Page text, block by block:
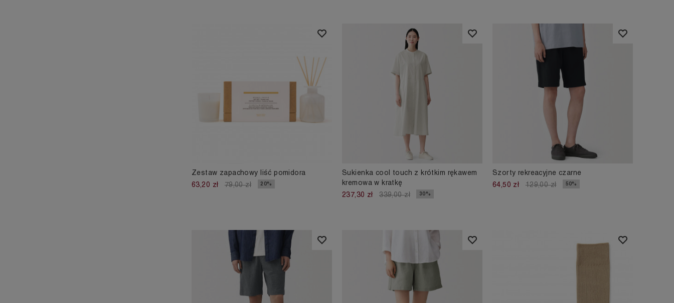
Zestaw zapachowy liść pomidora
63,20 zł
79,00 zł 20%
Sukienka cool touch z krótkim rękawem
kremowa w kratkę
237,30 zł
339,00 zł 30%
Szorty rekreacyjne czarne
64,50 zł
129,00 zł 50%